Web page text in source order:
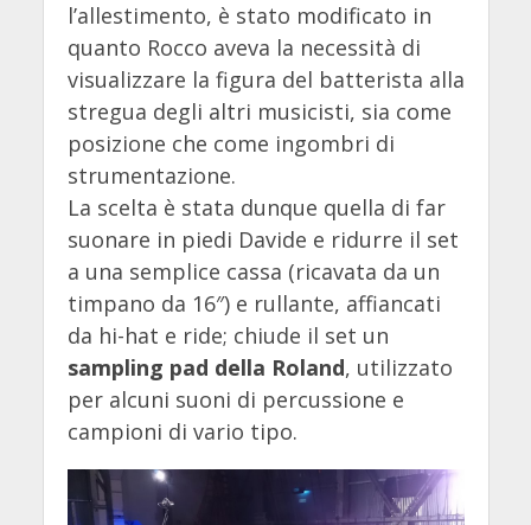
l’allestimento, è stato modificato in
quanto Rocco aveva la necessità di
visualizzare la figura del batterista alla
stregua degli altri musicisti, sia come
posizione che come ingombri di
strumentazione.
La scelta è stata dunque quella di far
suonare in piedi Davide e ridurre il set
a una semplice cassa (ricavata da un
timpano da 16″) e rullante, affiancati
da hi-hat e ride; chiude il set un
sampling pad della Roland, utilizzato
per alcuni suoni di percussione e
campioni di vario tipo.